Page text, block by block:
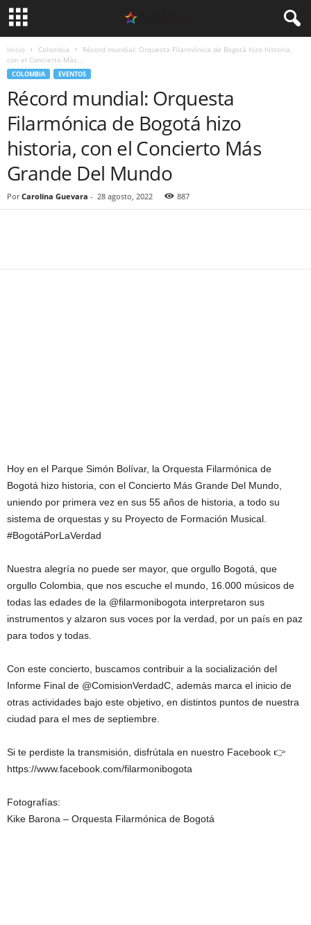
Inicio Colombia
Récord mundial: Orquesta Filarmónica de Bogotá hizo historia,
con el Concierto Más...
COLOMBIA EVENTOS
Récord mundial: Orquesta
Filarmónica de Bogotá hizo
historia, con el Concierto Más
Grande Del Mundo
Por Carolina Guevara - 28 agosto, 2022 887
Hoy en el Parque Simón Bolívar, la Orquesta Filarmónica de
Bogotá hizo historia, con el Concierto Más Grande Del Mundo,
uniendo por primera vez en sus 55 años de historia, a todo su
sistema de orquestas y su Proyecto de Formación Musical.
#BogotáPorLaVerdad
Nuestra alegría no puede ser mayor, que orgullo Bogotá, que
orgullo Colombia, que nos escuche el mundo, 16.000 músicos de
todas las edades de la @filarmonibogota interpretaron sus
instrumentos y alzaron sus voces por la verdad, por un país en paz
para todos y todas.
Con este concierto, buscamos contribuir a la socialización del
Informe Final de @ComisionVerdadC, además marca el inicio de
otras actividades bajo este objetivo, en distintos puntos de nuestra
ciudad para el mes de septiembre.
Si te perdiste la transmisión, disfrútala en nuestro Facebook 👉
https://www.facebook.com/filarmonibogota
Fotografías:
Kike Barona – Orquesta Filarmónica de Bogotá